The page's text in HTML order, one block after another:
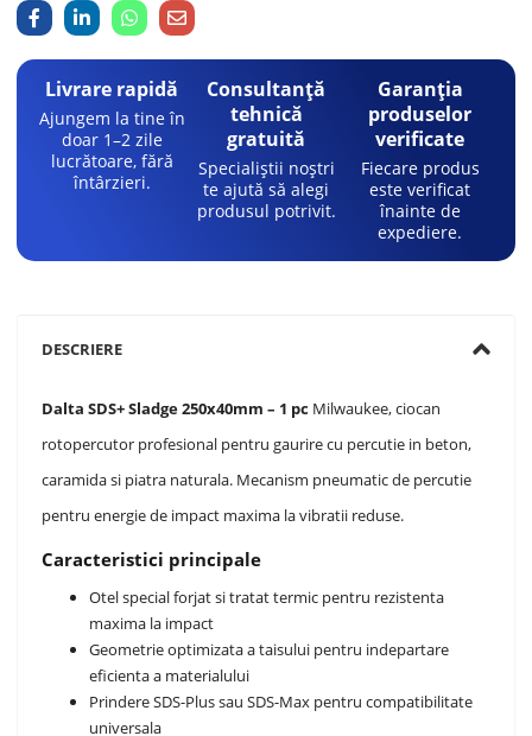
Livrare rapidă
Ajungem la tine în
doar 1–2 zile
lucrătoare, fără
întârzieri.
Consultanță
tehnică
gratuită
Specialiștii noștri
te ajută să alegi
produsul potrivit.
Garanția
produselor
verificate
Fiecare produs
este verificat
înainte de
expediere.
DESCRIERE
Dalta SDS+ Sladge 250x40mm – 1 pc Milwaukee, ciocan
rotopercutor profesional pentru gaurire cu percutie in beton,
caramida si piatra naturala. Mecanism pneumatic de percutie
pentru energie de impact maxima la vibratii reduse.
Caracteristici principale
Otel special forjat si tratat termic pentru rezistenta
maxima la impact
Geometrie optimizata a taisului pentru indepartare
eficienta a materialului
Prindere SDS-Plus sau SDS-Max pentru compatibilitate
universala